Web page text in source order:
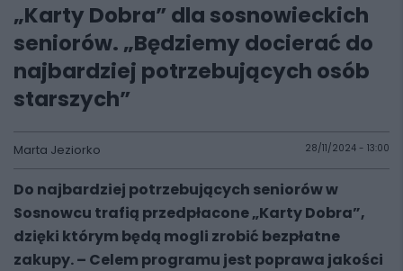
„Karty Dobra” dla sosnowieckich
seniorów. „Będziemy docierać do
najbardziej potrzebujących osób
starszych”
Marta Jeziorko 28/11/2024 - 13:00
Do najbardziej potrzebujących seniorów w
Sosnowcu trafią przedpłacone „Karty Dobra”,
dzięki którym będą mogli zrobić bezpłatne
zakupy. – Celem programu jest poprawa jakości